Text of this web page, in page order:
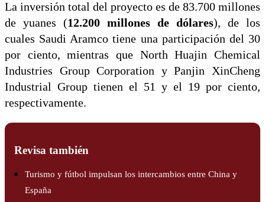
La inversión total del proyecto es de 83.700 millones
de yuanes (12.200 millones de dólares), de los
cuales Saudi Aramco tiene una participación del 30
por ciento, mientras que North Huajin Chemical
Industries Group Corporation y Panjin XinCheng
Industrial Group tienen el 51 y el 19 por ciento,
respectivamente.
Revisa también
Turismo y fútbol impulsan los intercambios entre China y
España